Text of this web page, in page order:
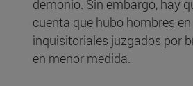
demonio. Sin embargo, hay
cuenta que hubo hombres
inquisitoriales juzgados por
en menor medida.